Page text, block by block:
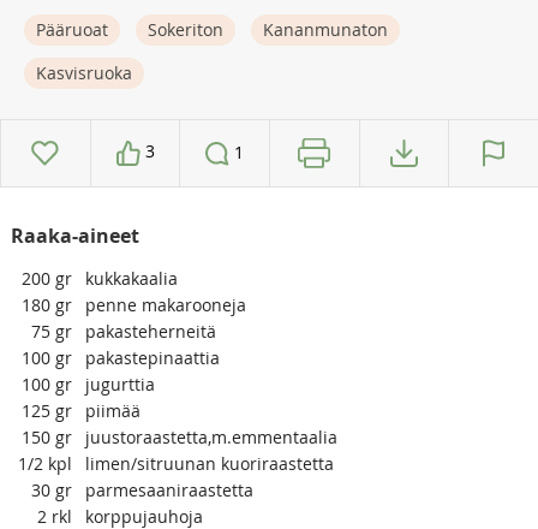
Pääruoat Sokeriton
Kananmunaton
Kasvisruoka
3 1
Raaka-aineet
200 gr
kukkakaalia
180 gr
penne makarooneja
75 gr
pakasteherneitä
100 gr
pakastepinaattia
100 gr
jugurttia
125 gr
piimää
150 gr
juustoraastetta,m.emmentaalia
1/2 kpl
limen/sitruunan kuoriraastetta
30 gr
parmesaaniraastetta
2 rkl
korppujauhoja